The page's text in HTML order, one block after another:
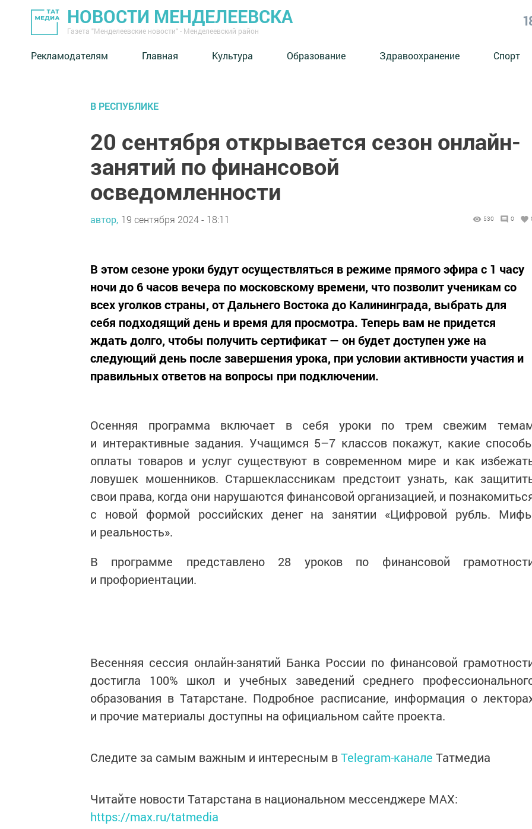
НОВОСТИ МЕНДЕЛЕЕВСКА
Газета "Менделеевские новости" - Менделеевский район
Рекламодателям Главная Культура Образование Здравоохранение Спорт
В РЕСПУБЛИКЕ
20 сентября открывается сезон онлайн-
занятий по финансовой
осведомленности
автор, 19 сентября 2024 - 18:11 530 0
В этом сезоне уроки будут осуществляться в режиме прямого эфира с 1 часу
ночи до 6 часов вечера по московскому времени, что позволит ученикам со
всех уголков страны, от Дальнего Востока до Калининграда, выбрать для
себя подходящий день и время для просмотра. Теперь вам не придется
ждать долго, чтобы получить сертификат — он будет доступен уже на
следующий день после завершения урока, при условии активности участия и
правильных ответов на вопросы при подключении.
Осенняя программа включает в себя уроки по трем свежим
и интерактивные задания. Учащимся 5–7 классов покажут, какие
оплаты товаров и услуг существуют в современном мире и как
ловушек мошенников. Старшеклассникам предстоит узнать, как
свои права, когда они нарушаются финансовой организацией, и
с новой формой российских денег на занятии «Цифровой рубль.
и реальность».
В программе представлено 28 уроков по финансовой
и профориентации.
Весенняя сессия онлайн-занятий Банка России по финансовой
достигла 100% школ и учебных заведений среднего
образования в Татарстане. Подробное расписание, информация о
и прочие материалы доступны на официальном сайте проекта.
Следите за самым важным и интересным вTelegram-канале Татмедиа
Читайте новости Татарстана в национальном мессенджере MАХ:
https://max.ru/tatmedia